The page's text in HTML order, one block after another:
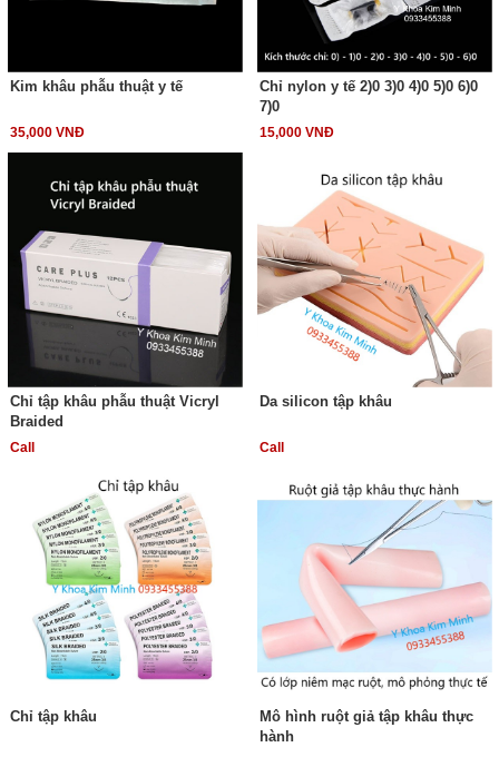
Kim khâu phẫu thuật y tế
35,000 VNĐ
Chỉ nylon y tế 2)0 3)0 4)0 5)0 6)0
7)0
15,000 VNĐ
Chỉ tập khâu phẫu thuật Vicryl
Braided
Call
Da silicon tập khâu
Call
Chỉ tập khâu
Mô hình ruột giả tập khâu thực
hành